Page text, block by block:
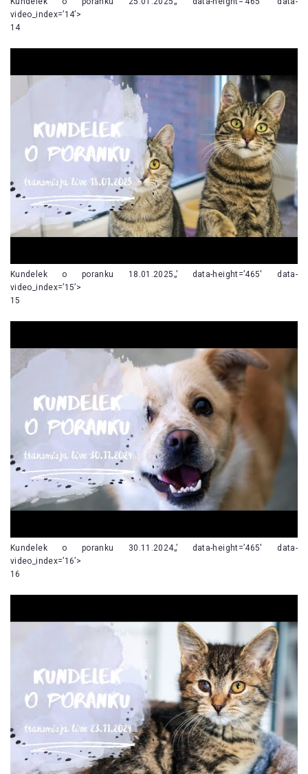
video_index=’14’>
14
Kundelek o poranku 18.01.2025„’ data-height=’465′ data-
video_index=’15’>
15
Kundelek o poranku 30.11.2024„’ data-height=’465′ data-
video_index=’16’>
16